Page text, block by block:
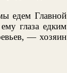
едем Главной
глаза едким
— хозяин